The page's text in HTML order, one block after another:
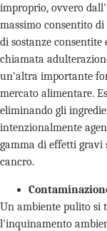
improprio, ovvero
massimo consentito
di sostanze
chiamata
un'altra importante
mercato alimentare.
eliminando gli
intenzionalmente
gamma di effetti
cancro.
Un ambiente pulito si
l'inquinamento